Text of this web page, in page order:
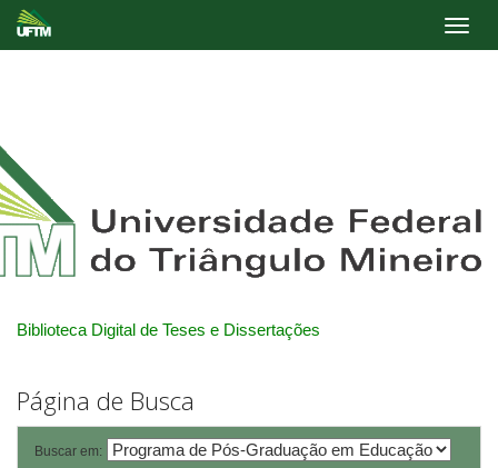
Biblioteca Digital de Teses e Dissertações
Página de Busca
Buscar em: